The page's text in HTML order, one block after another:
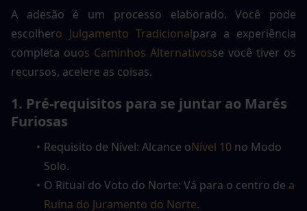
A adesão é um processo elaborado. Você pode
escolhero Julgamento Tradicionalpara a experiência
completa ouos Caminhos Alternativosse você tiver os
recursos, acelere as coisas.
1. Pré-requisitos para se juntar ao Marés
Furiosas
Requisito de Nível: Alcance oNível 10 no Modo
Solo.
O Ritual do Voto do Norte: Vá para o centro de a
Ruína do Juramento do Norte.